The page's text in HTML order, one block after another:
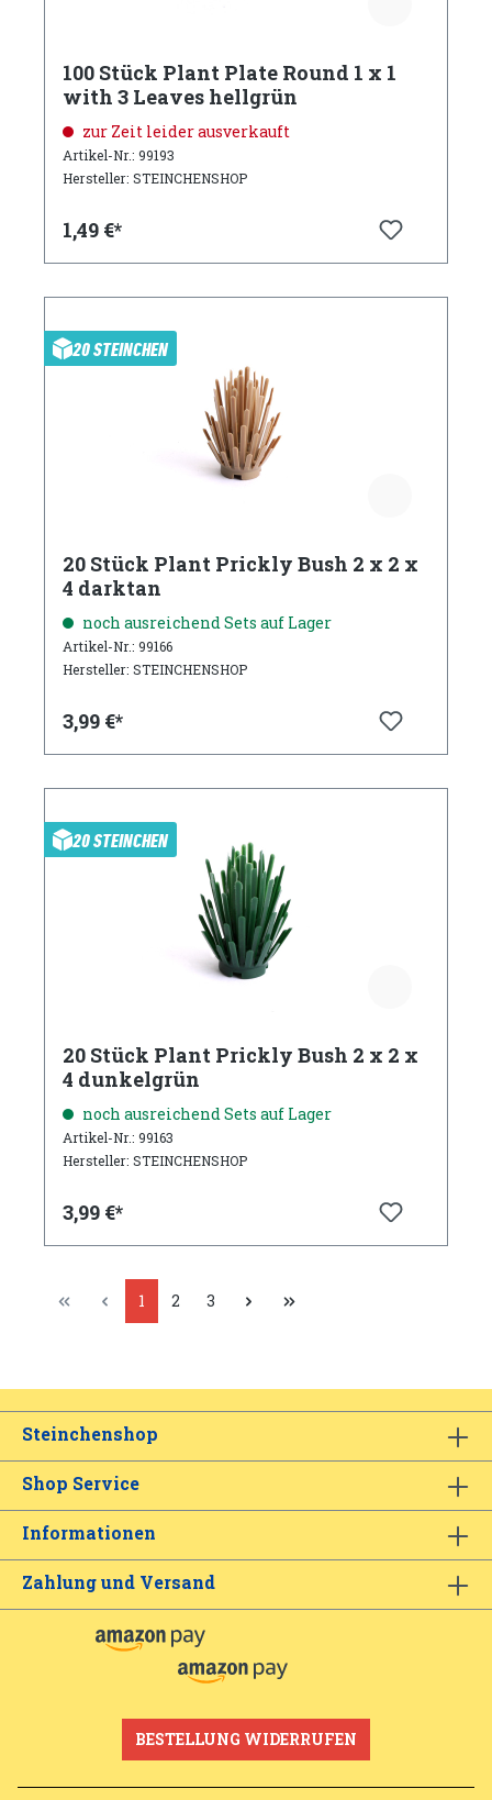
100 Stück Plant Plate Round 1 x 1
with 3 Leaves hellgrün
zur Zeit leider ausverkauft
Artikel-Nr.: 99193
Hersteller: STEINCHENSHOP
1,49 €*
20 STEINCHEN
20 Stück Plant Prickly Bush 2 x 2 x
4 darktan
noch ausreichend Sets auf Lager
Artikel-Nr.: 99166
Hersteller: STEINCHENSHOP
3,99 €*
20 STEINCHEN
20 Stück Plant Prickly Bush 2 x 2 x
4 dunkelgrün
noch ausreichend Sets auf Lager
Artikel-Nr.: 99163
Hersteller: STEINCHENSHOP
3,99 €*
1 2 3
Steinchenshop
Shop Service
Informationen
Zahlung und Versand
BESTELLUNG WIDERRUFEN